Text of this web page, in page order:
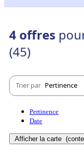
4 offres
(45)
Trier par Pertinence
Pertinence
Date
Afficher la carte